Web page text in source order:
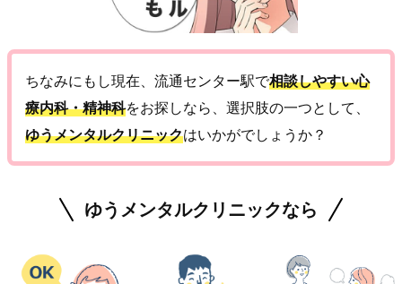
ちなみにもし現在、流通センター駅で相談しやすい心
療内科・精神科をお探しなら、選択肢の一つとして、
ゆうメンタルクリニックはいかがでしょうか？
ゆうメンタルクリニックなら